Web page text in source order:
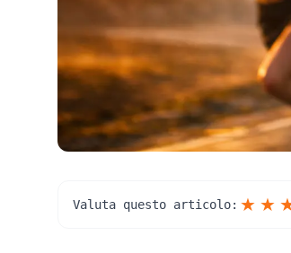
Valuta questo articolo: ★ ★